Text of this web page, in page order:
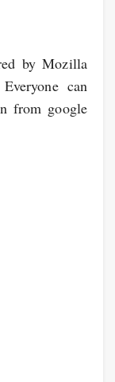
by Mozilla
can
from google